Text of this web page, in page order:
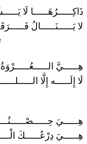
ذَاكِـــــرُهَـــــا لَا
لا يَـــــنَـــــالُ
هِـــــيَّ
لَا إِلَـــــه إِلَّا
هِـــــيَ
هِـــــيَ دِرْعُـــــكَ